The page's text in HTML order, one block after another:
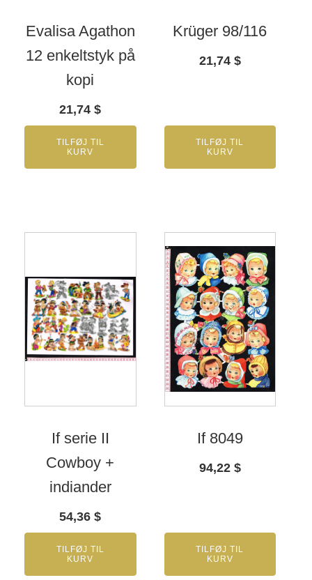
Evalisa Agathon
12 enkeltstyk på
kopi
21,74$
TILFØJ TIL
KURV
Krüger 98/116
21,74 $
TILFØJ TIL
KURV
If serie II
Cowboy +
indiander
54,36$
TILFØJ TIL
KURV
If 8049
94,22 $
TILFØJ TIL
KURV